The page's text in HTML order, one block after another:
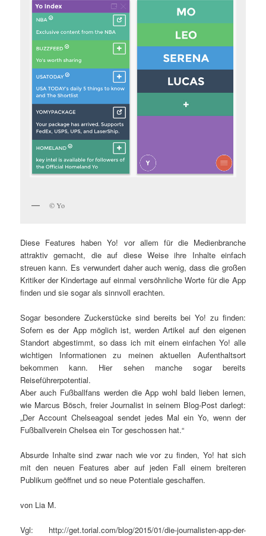
© Yo
Diese Features haben Yo! vor allem für die Medienbranche
attraktiv gemacht, die auf diese Weise ihre Inhalte einfach
streuen kann. Es verwundert daher auch wenig, dass die großen
Kritiker der Kindertage auf einmal versöhnliche Worte für die App
finden und sie sogar als sinnvoll erachten.
Sogar besondere Zuckerstücke sind bereits bei Yo! zu finden:
Sofern es der App möglich ist, werden Artikel auf den eigenen
Standort abgestimmt, so dass ich mit einem einfachen Yo! alle
wichtigen Informationen zu meinen aktuellen Aufenthaltsort
bekommen kann. Hier sehen manche sogar bereits
Reiseführerpotential.
Aber auch Fußballfans werden die App wohl bald lieben lernen,
wie Marcus Bösch, freier Journalist in seinem Blog-Post darlegt:
„Der Account Chelseagoal sendet jedes Mal ein Yo, wenn der
Fußballverein Chelsea ein Tor geschossen hat.“
Absurde Inhalte sind zwar nach wie vor zu finden, Yo! hat sich
mit den neuen Features aber auf jeden Fall einem breiteren
Publikum geöffnet und so neue Potentiale geschaffen.
von Lia M.
Vgl: http://get.torial.com/blog/2015/01/die-journalisten-app-der-